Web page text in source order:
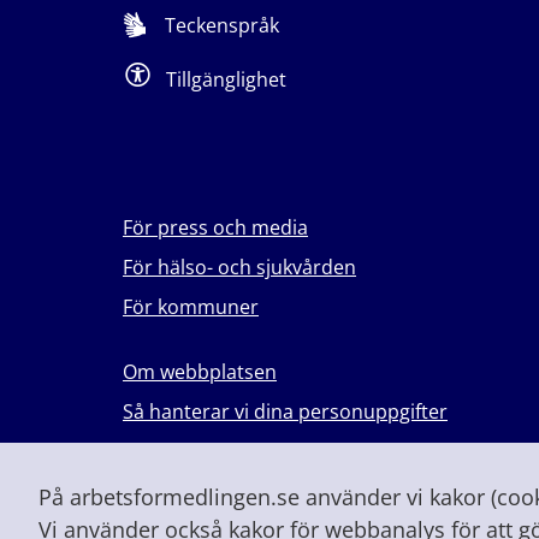
På arbetsformedlingen.se använder vi kakor
Vi använder också kakor för webbanalys för att
Teckenspråk
Tillgänglighet
För press och media
För hälso- och sjukvården
För kommuner
Om webbplatsen
Så hanterar vi dina personuppgifter
Lever du med våld i en nära relation?
Vid höjd beredskap och krig